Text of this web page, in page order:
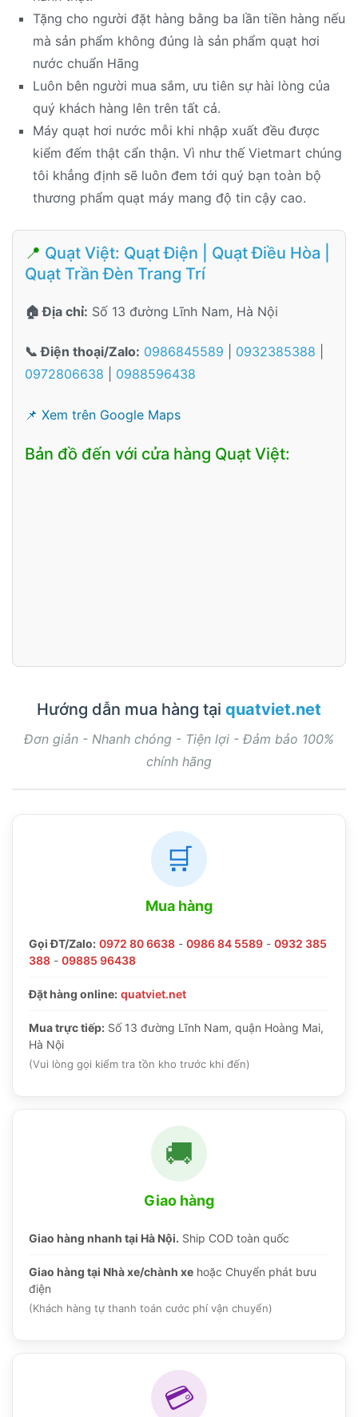
Tặng cho người đặt hàng bằng ba lần tiền hàng nếu
mà sản phẩm không đúng là sản phẩm quạt hơi
nước chuẩn Hãng
Luôn bên người mua sắm, ưu tiên sự hài lòng của
quý khách hàng lên trên tất cả.
Máy quạt hơi nước mỗi khi nhập xuất đều được
kiểm đếm thật cẩn thận. Vì như thế Vietmart chúng
tôi khẳng định sẽ luôn đem tới quý bạn toàn bộ
thương phẩm quạt máy mang độ tin cậy cao.
📍 Quạt Việt: Quạt Điện | Quạt Điều Hòa |
Quạt Trần Đèn Trang Trí
🏠 Địa chỉ: Số 13 đường Lĩnh Nam, Hà Nội
📞 Điện thoại/Zalo: 0986845589 0932385388
0972806638
0988596438
📌 Xem trên Google Maps
Bản đồ đến với cửa hàng Quạt Việt:
Hướng dẫn mua hàng tại quatviet.net
Đơn giản - Nhanh chóng - Tiện lợi - Đảm bảo 100%
chính hãng
🛒
Mua hàng
Gọi ĐT/Zalo: 0972 80 6638 - 0986 84 5589 - 0932 385
388 - 09885 96438
Đặt hàng online: quatviet.net
Mua trực tiếp: Số 13 đường Lĩnh Nam, quận Hoàng Mai,
Hà Nội
(Vui lòng gọi kiểm tra tồn kho trước khi đến)
🚚
Giao hàng
Giao hàng nhanh tại Hà Nội. Ship COD toàn quốc
Giao hàng tại Nhà xe/chành xe hoặc Chuyển phát bưu
điện
(Khách hàng tự thanh toán cước phí vận chuyển)
💳